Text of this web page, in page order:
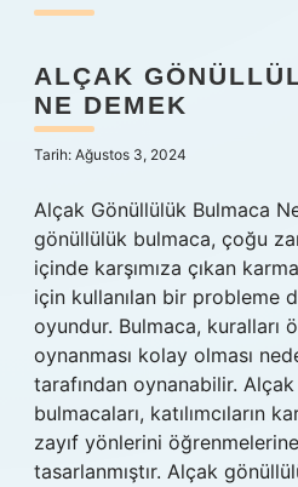
Yasal Uyarı
Hakkımızda
ALÇAK
NE DEMEK
Tarih: Ağustos 3, 2024
Alçak Gönüllülük Bulmaca
gönüllülük bulmaca, çoğu
içinde karşımıza çıkan
için kullanılan bir probleme
oyundur. Bulmaca, kuralları
oynanması kolay olması
tarafından oynanabilir.
bulmacaları, katılımcıların
zayıf yönlerini
tasarlanmıştır. Alçak